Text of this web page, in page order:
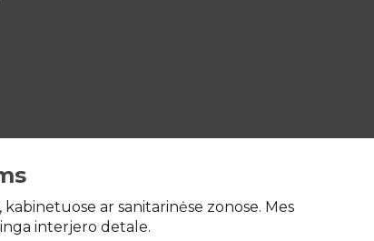
ar sanitarinėse zonose. Mes
interjero detale.